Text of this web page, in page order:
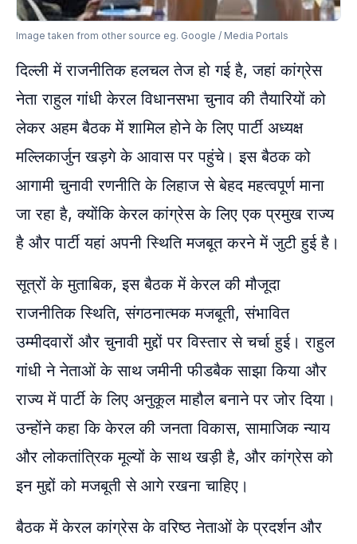
Image taken from other source eg. Google / Media Portals
दिल्ली में राजनीतिक हलचल तेज हो गई है, जहां कांग्रेस
नेता राहुल गांधी केरल विधानसभा चुनाव की तैयारियों को
लेकर अहम बैठक में शामिल होने के लिए पार्टी अध्यक्ष
मल्लिकार्जुन खड़गे के आवास पर पहुंचे। इस बैठक को
आगामी चुनावी रणनीति के लिहाज से बेहद महत्वपूर्ण माना
जा रहा है, क्योंकि केरल कांग्रेस के लिए एक प्रमुख राज्य
है और पार्टी यहां अपनी स्थिति मजबूत करने में जुटी हुई है।
सूत्रों के मुताबिक, इस बैठक में केरल की मौजूदा
राजनीतिक स्थिति, संगठनात्मक मजबूती, संभावित
उम्मीदवारों और चुनावी मुद्दों पर विस्तार से चर्चा हुई। राहुल
गांधी ने नेताओं के साथ जमीनी फीडबैक साझा किया और
राज्य में पार्टी के लिए अनुकूल माहौल बनाने पर जोर दिया।
उन्होंने कहा कि केरल की जनता विकास, सामाजिक न्याय
और लोकतांत्रिक मूल्यों के साथ खड़ी है, और कांग्रेस को
इन मुद्दों को मजबूती से आगे रखना चाहिए।
बैठक में केरल कांग्रेस के वरिष्ठ नेताओं के प्रदर्शन और